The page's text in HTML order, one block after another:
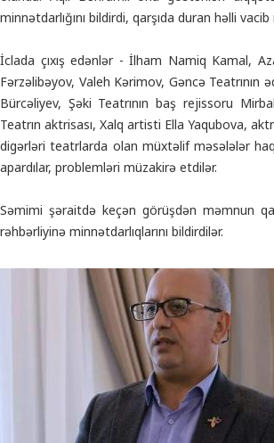
minnətdarlığını bildirdi, qarşıda duran həlli vacib
İclada çıxış edənlər - İlham Namiq Kamal,
Fərzəlibəyov, Valeh Kərimov, Gəncə Teatrının
Bürcəliyev, Şəki Teatrının baş rejissoru
Teatrın aktrisası, Xalq artisti Ella Yaqubova,
digərləri teatrlarda olan müxtəlif məsələlər
apardılar, problemləri müzakirə etdilər.
Səmimi şəraitdə keçən görüşdən məmnun
rəhbərliyinə minnətdarlıqlarını bildirdilər.